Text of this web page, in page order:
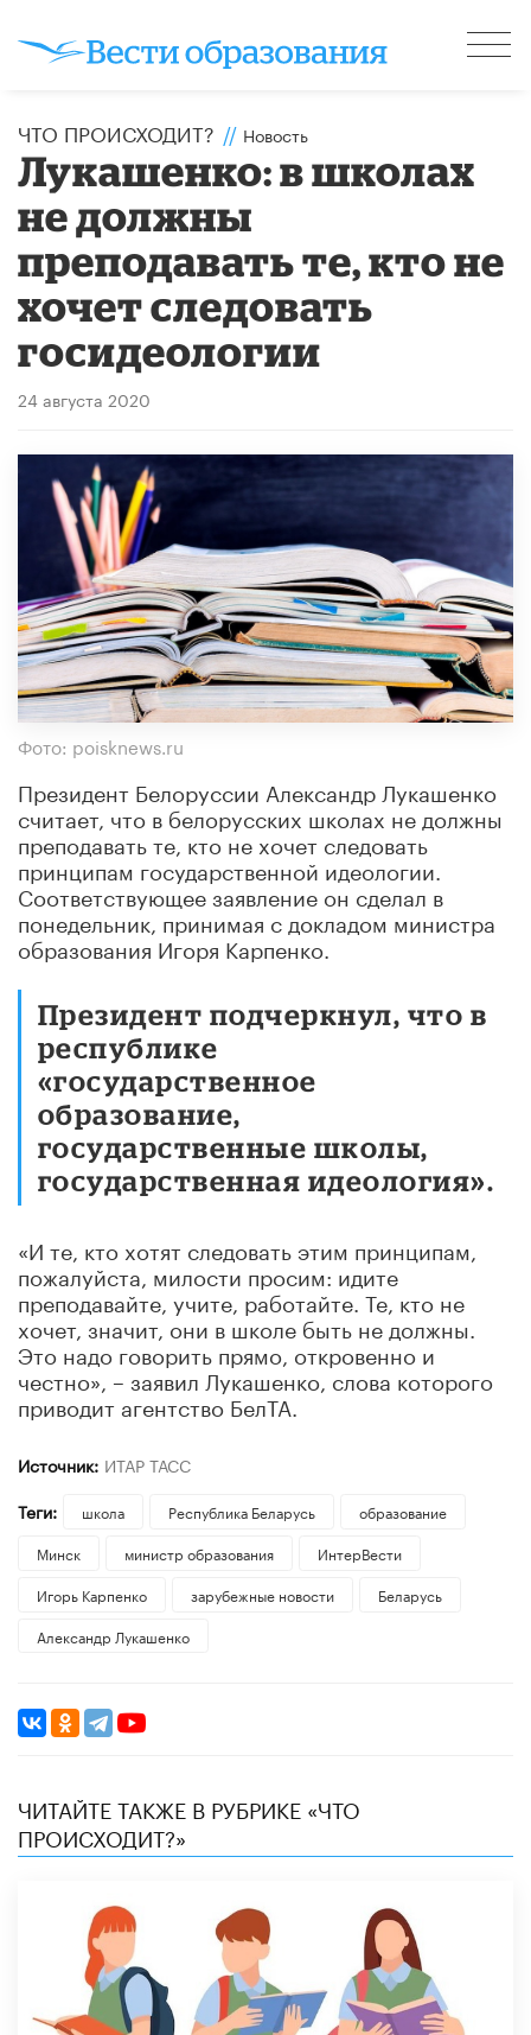
ЧТО ПРОИСХОДИТ? // Новость
Лукашенко: в школах
не должны
преподавать те, кто не
хочет следовать
госидеологии
24 августа 2020
Фото: poisknews.ru
Президент Белоруссии Александр Лукашенко
считает, что в белорусских школах не должны
преподавать те, кто не хочет следовать
принципам государственной идеологии.
Соответствующее заявление он сделал в
понедельник, принимая с докладом министра
образования Игоря Карпенко.
Президент подчеркнул, что в
республике
«государственное
образование,
государственные школы,
государственная идеология».
«И те, кто хотят следовать этим принципам,
пожалуйста, милости просим: идите
преподавайте, учите, работайте. Те, кто не
хочет, значит, они в школе быть не должны.
Это надо говорить прямо, откровенно и
честно», – заявил Лукашенко, слова которого
приводит агентство БелТА.
Источник: ИТАР ТАСС
Теги:
школа Республика Беларусь
образование
Минск
министр образования
ИнтерВести
Игорь Карпенко
зарубежные новости
Беларусь
Александр Лукашенко
ЧИТАЙТЕ ТАКЖЕ В РУБРИКЕ «ЧТО
ПРОИСХОДИТ?»